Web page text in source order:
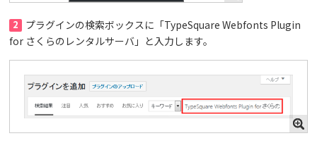
2
プラグインの検索ボックスに「TypeSquare Webfonts Plugin
for さくらのレンタルサーバ」と入力します。